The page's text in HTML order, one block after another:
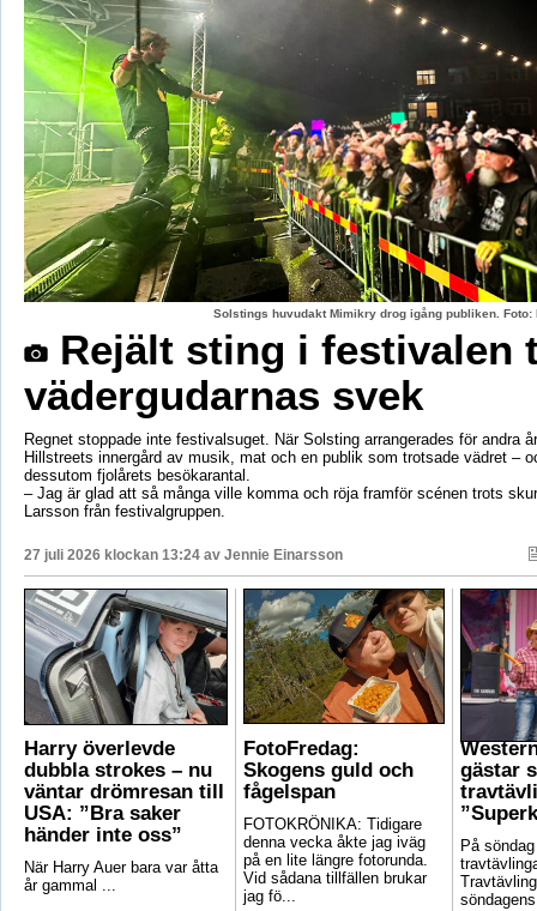
Solstings huvudakt Mimikry drog igång publiken.
Rejält sting i festivalen
vädergudarnas svek
Regnet stoppade inte festivalsuget. När Solsting arrangerades för andra
Hillstreets innergård av musik, mat och en publik som trotsade vädret –
dessutom fjolårets besökarantal.
– Jag är glad att så många ville komma och röja framför scénen trots
Larsson från festivalgruppen.
27 juli 2026 klockan 13:24 av Jennie Einarsson
Harry överlevde
dubbla strokes – nu
väntar drömresan till
USA: ”Bra saker
händer inte oss”
När Harry Auer bara var åtta
år gammal ...
FotoFredag:
Skogens guld och
fågelspan
FOTOKRÖNIKA: Tidigare
denna vecka åkte jag iväg
på en lite längre fotorunda.
Vid sådana tillfällen brukar
jag fö...
gästar
På